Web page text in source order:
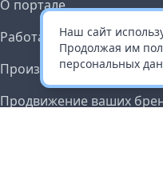
Наш сайт
Продолжая им
персональных
О портале
Работа с платформой
Производителям и
Продвижение ваших